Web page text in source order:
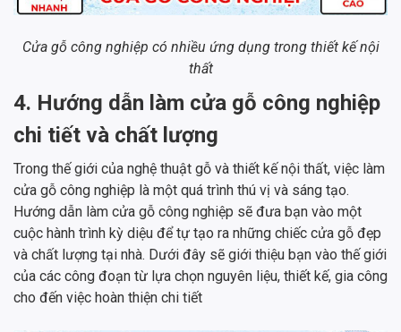
Cửa gỗ công nghiệp có nhiều ứng dụng trong thiết kế nội
thất
4. Hướng dẫn làm cửa gỗ công nghiệp
chi tiết và chất lượng
Trong thế giới của nghệ thuật gỗ và thiết kế nội thất, việc làm
cửa gỗ công nghiệp là một quá trình thú vị và sáng tạo.
Hướng dẫn làm cửa gỗ công nghiệp sẽ đưa bạn vào một
cuộc hành trình kỳ diệu để tự tạo ra những chiếc cửa gỗ đẹp
và chất lượng tại nhà. Dưới đây sẽ giới thiệu bạn vào thế giới
của các công đoạn từ lựa chọn nguyên liệu, thiết kế, gia công
cho đến việc hoàn thiện chi tiết